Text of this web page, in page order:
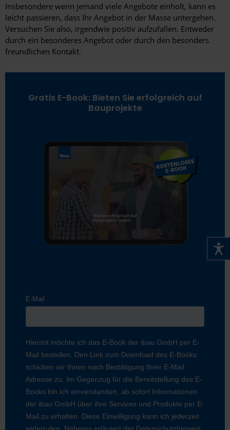
Insbesondere wenn jemand viele Angebote einholt, kann es
leicht passieren, dass Ihr Angebot in der Masse untergehen.
Versuchen Sie also, irgendwie positiv aufzufallen. Entweder
durch ein besonderes Angebot oder durch den besonders
freundlichen Kontakt.
Gratis E-Book: Bieten Sie erfolgreich auf
Bauprojekte